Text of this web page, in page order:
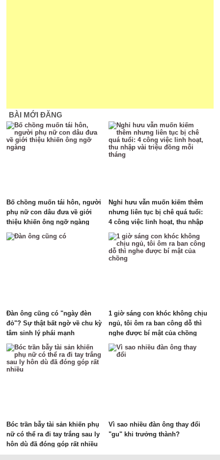
BÀI MỚI ĐĂNG
Bố chồng muốn tái hôn, người
phụ nữ con dâu đưa về giới
thiệu khiến ông ngỡ ngàng
Nghỉ hưu vẫn muốn kiếm thêm
nhưng liên tục bị chê quá tuổi:
4 công việc linh hoạt, thu nhập
vài triệu đồng mỗi tháng
Đàn ông cũng có "ngày đèn
đỏ"? Sự thật bất ngờ về chu kỳ
tâm sinh lý phái mạnh
1 giờ sáng con khóc không chịu
ngủ, tôi ôm ra ban công dỗ thì
nghe được bí mật của chồng
Bóc trần bẫy tài sản khiến phụ
nữ có thể ra đi tay trắng sau ly
hôn dù đã đóng góp rất nhiều
Vì sao nhiều đàn ông thay đổi
"gu" khi trưởng thành?